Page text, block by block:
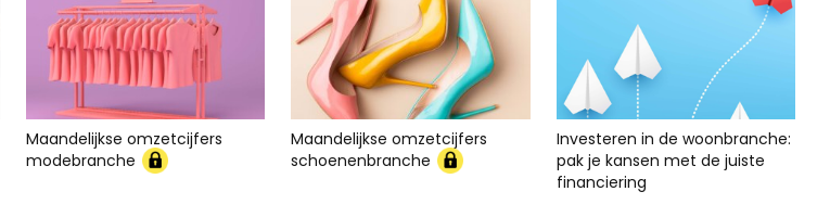
Maandelijkse omzetcijfers
modebranche
Maandelijkse omzetcijfers
schoenenbranche
Investeren in de woonbranche:
pak je kansen met de juiste
financiering